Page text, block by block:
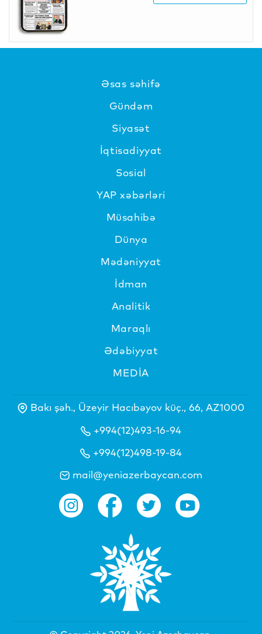
Əsas səhifə
Gündəm
Siyasət
İqtisadiyyat
Sosial
YAP xəbərləri
Müsahibə
Dünya
Mədəniyyat
İdman
Analitik
Maraqlı
Ədəbiyyat
MEDİA
Bakı şəh., Üzeyir Hacıbəyov küç., 66, AZ1000
+994(12)493-16-94
+994(12)498-19-84
mail@yeniazerbaycan.com